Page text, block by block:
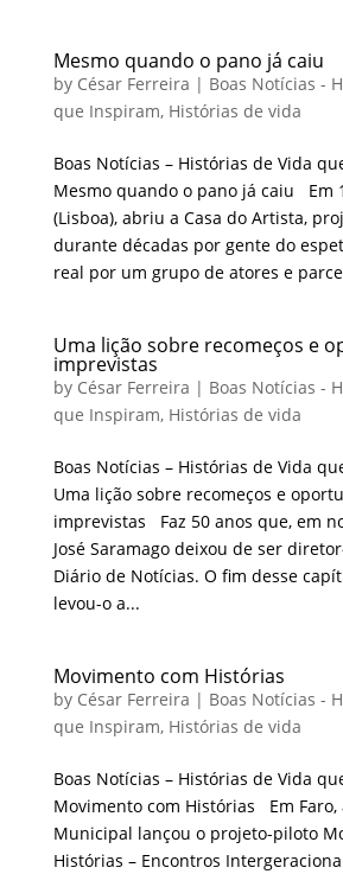
Mesmo quando o pano já caiu
by César Ferreira | Boas Notícias -
que Inspiram, Histórias de vida
Boas Notícias – Histórias de Vida
Mesmo quando o pano já caiu Em
(Lisboa), abriu a Casa do Artista,
durante décadas por gente do
real por um grupo de atores e
Uma lição sobre recomeços e
imprevistas
by César Ferreira | Boas Notícias -
que Inspiram, Histórias de vida
Boas Notícias – Histórias de Vida
Uma lição sobre recomeços e
imprevistas Faz 50 anos que, em
José Saramago deixou de ser
Diário de Notícias. O fim desse
levou-o a...
Movimento com Histórias
by César Ferreira | Boas Notícias -
que Inspiram, Histórias de vida
Boas Notícias – Histórias de Vida
Movimento com Histórias Em Faro,
Municipal lançou o projeto-piloto
Histórias – Encontros